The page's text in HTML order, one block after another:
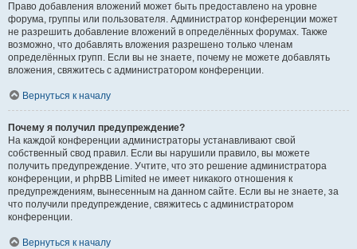
Право добавления вложений может быть предоставлено на уровне
форума, группы или пользователя. Администратор конференции может
не разрешить добавление вложений в определённых форумах. Также
возможно, что добавлять вложения разрешено только членам
определённых групп. Если вы не знаете, почему не можете добавлять
вложения, свяжитесь с администратором конференции.
Вернуться к началу
Почему я получил предупреждение?
На каждой конференции администраторы устанавливают свой
собственный свод правил. Если вы нарушили правило, вы можете
получить предупреждение. Учтите, что это решение администратора
конференции, и phpBB Limited не имеет никакого отношения к
предупреждениям, вынесенным на данном сайте. Если вы не знаете, за
что получили предупреждение, свяжитесь с администратором
конференции.
Вернуться к началу